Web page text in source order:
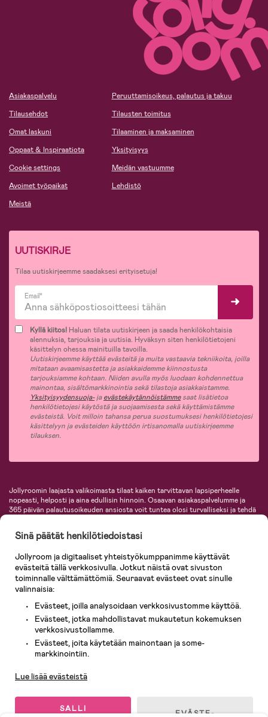
Asiakaspalvelu
Tilausehdot
Omat laskuni
Oppaat & Inspiraatiota
Cookie settings
Avoimet työpaikat
Meistä
Peruuttamisoikeus, palautus ja takuu
Tilausten toimitus
Tilaaminen ja maksaminen
Yksityisyys
Meidän vastuumme
Lehdistö
UUTISKIRJE
Tilaa uutiskirjeemme saadaksesi erityisetuja!
Email*
Kyllä kiitos! Haluan tilata uutiskirjeen ja saada henkilökohtaisia
alennuksia, tarjouksia ja uutisia. Hyväksyn siten henkilötietojeni
käsittelyn ohessa mainituilla tavoilla.
Uutiskirjeemme käyttää evästeitä ja muita vastaavia tekniikoita, joilla
mitataan avaamisastetta ja asiakkaidemme kiinnostusta
tarjouksiamme kohtaan. Niiden avulla myös luodaan kohdennettua
mainontaa, sisältömarkkinointia sekä tilastoja asiakkaistamme.
Yksityisyydensuoja-jaevästekäytännöistämmesaat lisätietoa
henkilötietojesi käytöstä ja suojaamisesta sekä käyttämistämme
evästeistä. Voit milloin tahansa perua suostumuksesi henkilötietojesi
käsittelyyn ja evästeiden käyttöön irtisanomalla uutiskirjeemme
tilauksen.
Jollyroomin laajasta valikoimasta tilaat kaiken tarvittavan lapsiperheelle
nopeasti, helposti ja aina edullisin hinnoin. Osaavan asiakaspalvelumme ja
365 päivän palautusoikeuden ansiosta voit tuntea olosi turvalliseksi ja tehdä
lastentarvikkeita sekä paljon muuta. Meiltä löydät lukuisia tunnettuja
KidKraft, Ergobaby, Philips Avent, Neonate, Cybex, LEGO ja monia muita!
Tervetuloa shoppailemaan Pohjoismaiden suurimpaan lastentarvikkeiden
verkkokauppaan!
Sinä päätät henkilötiedoistasi
Jollyroom ja digitaaliset yhteistyökumppanimme käyttävät
evästeitä tällä verkkosivulla. Jotkut näistä ovat sivuston
toiminnalle välttämättömiä. Seuraavat evästeet ovat sinulle
valinnaisia:
Evästeet, joilla analysoidaan verkkosivustomme käyttöä.
Evästeet, jotka mahdollistavat mukautetun kokemuksen
verkkosivustollamme.
Evästeet, joita käytetään mainontaan ja some-
markkinointiin.
Lue lisää evästeistä
SALLI
EVÄSTE-